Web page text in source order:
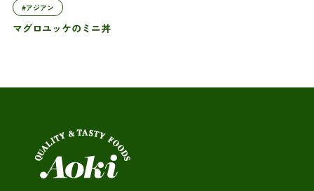
#アジアン
マグロユッケのミニ丼